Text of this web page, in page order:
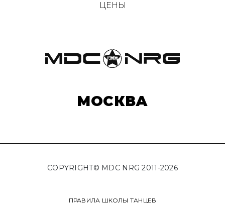
ЦЕНЫ
МОСКВА
COPYRIGHT© MDC NRG 2011-2026
ПРАВИЛА ШКОЛЫ ТАНЦЕВ